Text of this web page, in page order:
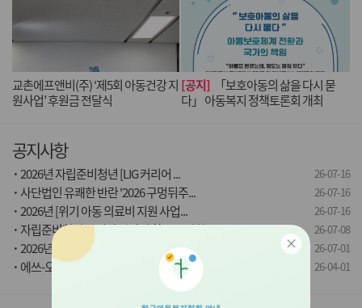
교촌에프앤비(주) ‘제5회 아동건강 지
원사업’ 후원금 전달식
[공지]
「보호아동의 삶을 다시 묻
다」 아동복지 정책토론회 개최
공지사항
· 2026년 자립준비청년 [LIG 커리어 ... 26-07-16
·사단법인 유쾌한 반란 '2026 구멍뒤주... 26-07-16
· 2026년 [위기 아동 의료비 지원 사업... 26-07-16
· 자립준비청년 여성의 건강권 확보를 위한 ... 26-07-08
· 2026년 사랑의전화복지재단 '쌀랄라 프... 26-07-01
· 에쓰-오일과 함께하는 자립준비청년 취업... 26-04-01